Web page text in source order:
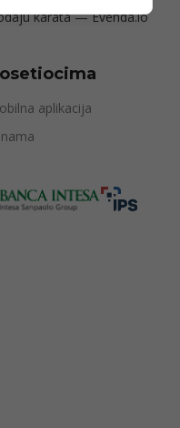
karata —Evenda.io
aplikacija